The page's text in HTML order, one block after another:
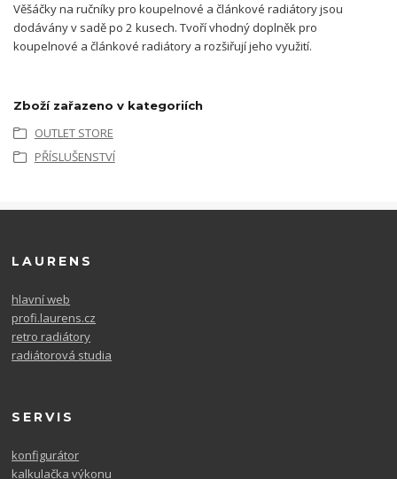
Věšáčky na ručníky pro koupelnové a článkové radiátory jsou
dodávány v sadě po 2 kusech. Tvoří vhodný doplněk pro
koupelnové a článkové radiátory a rozšiřují jeho využití.
Zboží zařazeno v kategoriích
OUTLET STORE
PŘÍSLUŠENSTVÍ
LAURENS
hlavní web
profi.laurens.cz
retro radiátory
radiátorová studia
SERVIS
konfigurátor
kalkulačka výkonu